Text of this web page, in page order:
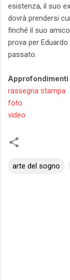
esistenza, il suo
dovrà prendersi
finché il suo
prova per
passato.
Approfondimenti
rassegna stampa
foto
video
arte del sogno